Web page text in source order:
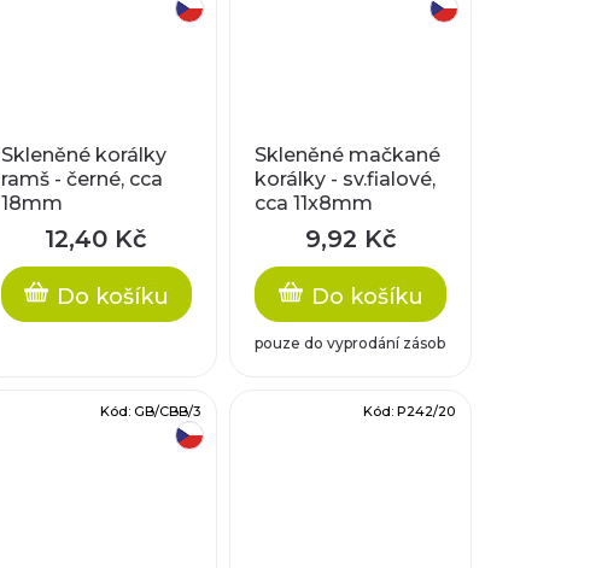
Skleněné korálky
ramš - černé, cca
18mm
12,40 Kč
Do košíku
Skleněné mačkané
korálky - sv.fialové,
cca 11x8mm
9,92 Kč
Do košíku
pouze do vyprodání zásob
Kód: GB/CBB/3 Kód: P242/20